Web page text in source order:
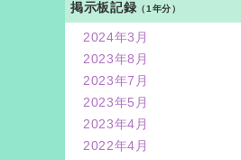
掲示板記録 （1年分）
2024年3月
2023年8月
2023年7月
2023年5月
2023年4月
2022年4月